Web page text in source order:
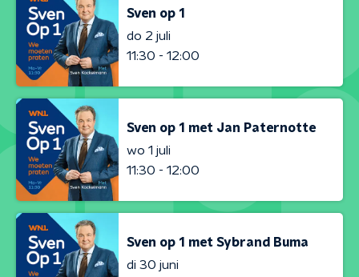
Sven op 1
do 2 juli
11:30 - 12:00
Sven op 1 met Jan Paternotte
wo 1 juli
11:30 - 12:00
Sven op 1 met Sybrand Buma
di 30 juni